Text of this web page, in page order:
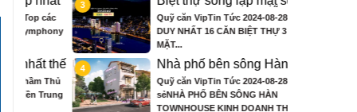
3
Hàn, trung tâm Đà Nẵng ngay
khán đài xem pháo hoa DIFF
Quỹ căn VipTin Tức 2024-08-28Chia sẻCHỈ
DUY NHẤT 16 CĂN BIỆT THỰ 3 TẦNG
MẶT...
4
Nhà phố bên sông Hàn, ngay
sát toà căn hộ cao cấp S3 gần
ngay mặt sông
Quỹ căn VipTin Tức 2024-08-28Chia
sẻNHÀ PHỐ BÊN SÔNG HÀN
TOWNHOUSE KINH DOANH THƯƠNG